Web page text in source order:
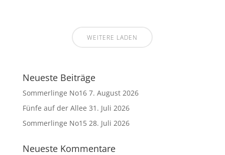
WEITERE LADEN
Neueste Beiträge
Sommerlinge No16 7. August 2026
Fünfe auf der Allee 31. Juli 2026
Sommerlinge No15 28. Juli 2026
Neueste Kommentare